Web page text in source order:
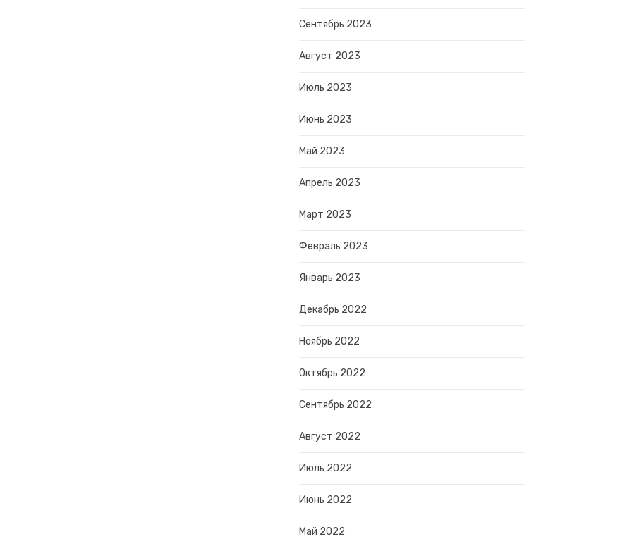
Сентябрь 2023
Август 2023
Июль 2023
Июнь 2023
Май 2023
Апрель 2023
Март 2023
Февраль 2023
Январь 2023
Декабрь 2022
Ноябрь 2022
Октябрь 2022
Сентябрь 2022
Август 2022
Июль 2022
Июнь 2022
Май 2022